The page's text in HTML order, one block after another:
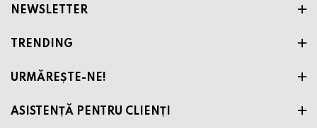
NEWSLETTER
TRENDING
URMĂREȘTE-NE!
ASISTENȚĂ PENTRU CLIENȚI